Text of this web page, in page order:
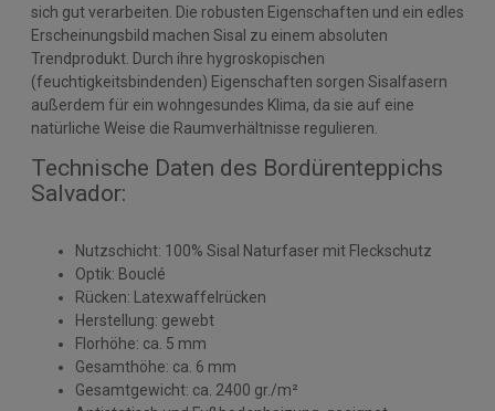
sich gut verarbeiten. Die robusten Eigenschaften und ein edles
Erscheinungsbild machen Sisal zu einem absoluten
Trendprodukt. Durch ihre hygroskopischen
(feuchtigkeitsbindenden) Eigenschaften sorgen Sisalfasern
außerdem für ein wohngesundes Klima, da sie auf eine
natürliche Weise die Raumverhältnisse regulieren.
Technische Daten des Bordürenteppichs
Salvador:
Nutzschicht: 100% Sisal Naturfaser mit Fleckschutz
Optik: Bouclé
Rücken: Latexwaffelrücken
Herstellung: gewebt
Florhöhe: ca. 5 mm
Gesamthöhe: ca. 6 mm
Gesamtgewicht: ca. 2400 gr./m²